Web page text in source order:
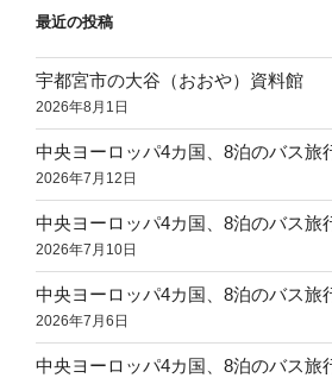
最近の投稿
宇都宮市の大谷（おおや）資料館
2026年8月1日
中央ヨーロッパ4カ国、8泊のバス
2026年7月12日
中央ヨーロッパ4カ国、8泊のバス
2026年7月10日
中央ヨーロッパ4カ国、8泊のバス
2026年7月6日
中央ヨーロッパ4カ国、8泊のバス